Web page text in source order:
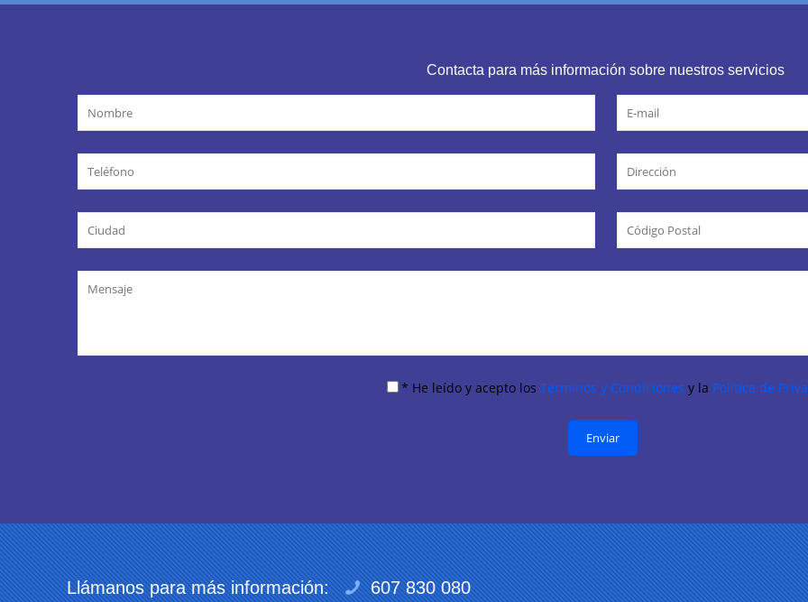
Contacta para más información sobre nuestros servicios
* He leído y acepto los Términos y Condiciones y la Política de
Llámanos para más información: 607 830 080